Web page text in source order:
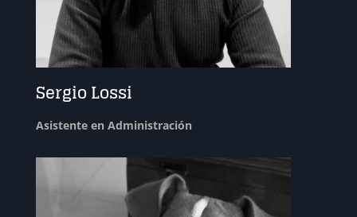
Sergio Lossi
Asistente en Administración